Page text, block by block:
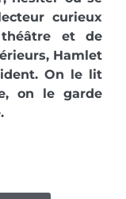
curieux
et de
Hamlet
On le lit
on le garde